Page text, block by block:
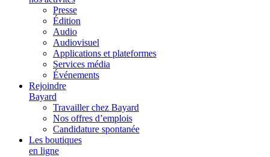
Presse
Édition
Audio
Audiovisuel
Applications et plateformes
Services média
Événements
Rejoindre
Bayard
Travailler chez Bayard
Nos offres d’emplois
Candidature spontanée
Les boutiques
en ligne